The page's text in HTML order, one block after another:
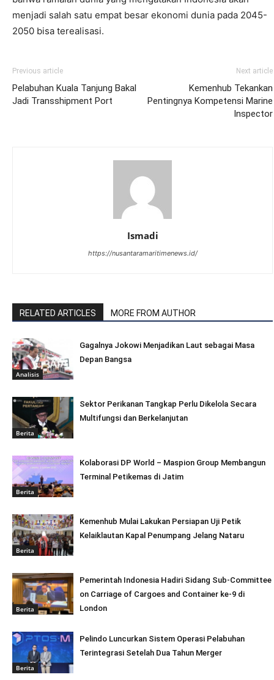
menjadi salah satu empat besar ekonomi dunia pada 2045-
2050 bisa terealisasi.
Previous article
Pelabuhan Kuala Tanjung Bakal
Jadi Transshipment Port
Next article
Kemenhub Tekankan
Pentingnya Kompetensi Marine
Inspector
Ismadi
https://nusantaramaritimenews.id/
RELATED ARTICLES MORE FROM AUTHOR
Analisis
Gagalnya Jokowi Menjadikan Laut sebagai Masa
Depan Bangsa
Berita
Sektor Perikanan Tangkap Perlu Dikelola Secara
Multifungsi dan Berkelanjutan
Berita
Kolaborasi DP World – Maspion Group Membangun
Terminal Petikemas di Jatim
Berita
Kemenhub Mulai Lakukan Persiapan Uji Petik
Kelaiklautan Kapal Penumpang Jelang Nataru
Berita
Pemerintah Indonesia Hadiri Sidang Sub-Committee
on Carriage of Cargoes and Container ke-9 di
London
Berita
Pelindo Luncurkan Sistem Operasi Pelabuhan
Terintegrasi Setelah Dua Tahun Merger